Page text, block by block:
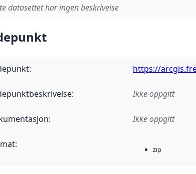
datasettet har ingen beskrivelse
: https://
: Ikke oppgitt
: Ikke oppgitt
: zip